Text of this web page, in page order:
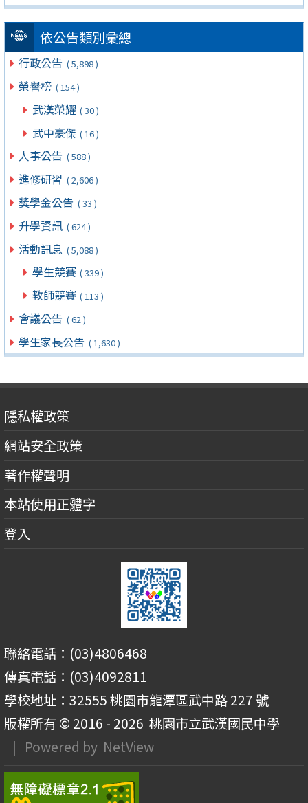
依公告類別彙總
行政公告 ( 5,898 )
榮譽榜 ( 154 )
武漢榮耀 ( 30 )
武中豪傑 ( 16 )
人事公告 ( 588 )
進修研習 ( 2,606 )
獎學金公告 ( 33 )
升學資訊 ( 624 )
活動訊息 ( 5,088 )
學生競賽 ( 339 )
教師競賽 ( 113 )
會議公告 ( 62 )
學生家長公告 ( 1,630 )
隱私權政策
網站安全政策
著作權聲明
本站使用正體字
登入
聯絡電話：(03)4806468
傳真電話：(03)4092811
學校地址：32555 桃園市龍潭區武中路 227 號
版權所有 © 2016 - 2026 桃園市立武漢國民中學
| Powered by NetView